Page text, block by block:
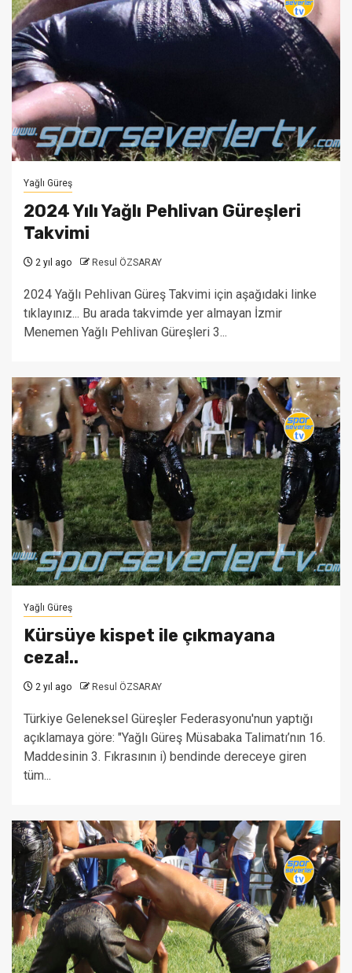
Yağlı Güreş
2024 Yılı Yağlı Pehlivan Güreşleri
Takvimi
2 yıl ago Resul ÖZSARAY
2024 Yağlı Pehlivan Güreş Takvimi için aşağıdaki linke
tıklayınız... Bu arada takvimde yer almayan İzmir
Menemen Yağlı Pehlivan Güreşleri 3...
Yağlı Güreş
Kürsüye kispet ile çıkmayana
ceza!..
2 yıl ago Resul ÖZSARAY
Türkiye Geleneksel Güreşler Federasyonu'nun yaptığı
açıklamaya göre: "Yağlı Güreş Müsabaka Talimatı’nın 16.
Maddesinin 3. Fıkrasının i) bendinde dereceye giren
tüm...